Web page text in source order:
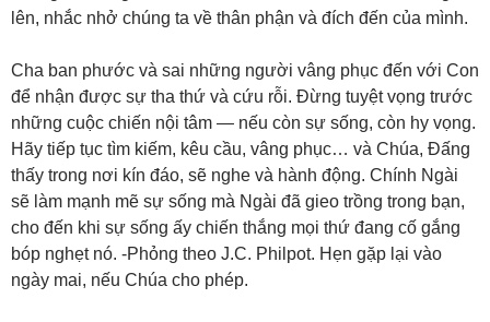
lên, nhắc nhở chúng ta về thân phận và đích đến của mình.
Cha ban phước và sai những người vâng phục đến với Con
để nhận được sự tha thứ và cứu rỗi. Đừng tuyệt vọng trước
những cuộc chiến nội tâm — nếu còn sự sống, còn hy vọng.
Hãy tiếp tục tìm kiếm, kêu cầu, vâng phục… và Chúa, Đấng
thấy trong nơi kín đáo, sẽ nghe và hành động. Chính Ngài
sẽ làm mạnh mẽ sự sống mà Ngài đã gieo trồng trong bạn,
cho đến khi sự sống ấy chiến thắng mọi thứ đang cố gắng
bóp nghẹt nó. -Phỏng theo J.C. Philpot. Hẹn gặp lại vào
ngày mai, nếu Chúa cho phép.